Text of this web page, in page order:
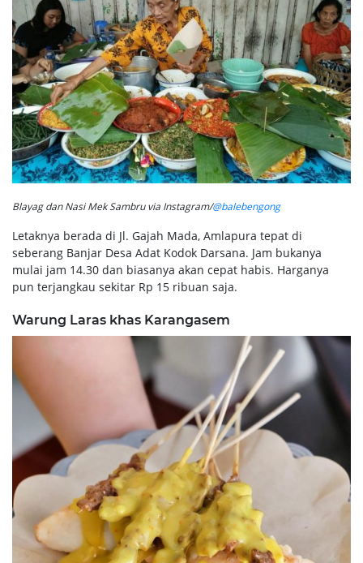
Blayag dan Nasi Mek Sambru via Instagram/@balebengong
Letaknya berada di Jl. Gajah Mada, Amlapura tepat di
seberang Banjar Desa Adat Kodok Darsana. Jam bukanya
mulai jam 14.30 dan biasanya akan cepat habis. Harganya
pun terjangkau sekitar Rp 15 ribuan saja.
Warung Laras khas Karangasem